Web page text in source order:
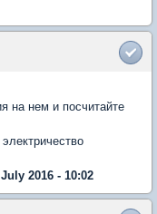
на нем и посчитайте
2016 - 10:02